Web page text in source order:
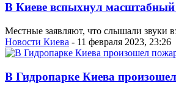
В Киеве вспыхнул
Местные заявляют, что слышали звуки
Новости Киева - 11 февраля 2023, 23:26
В Гидропарке Киева